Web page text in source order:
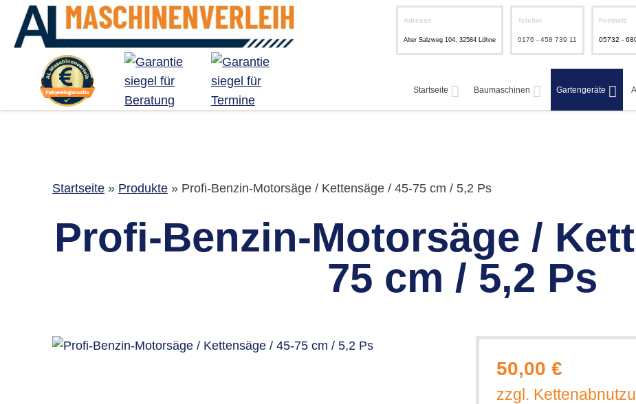
Adresse
Alter Salzweg 104, 32584 Löhne
Telefon
0176 - 458 739 11
Festnetz
05732 -
Startseite Baumaschinen Gartengeräte
Startseite» Produkte» Profi-Benzin-Motorsäge / Kettensäge / 45-75 cm / 5,2 Ps
Profi-Benzin-Motorsäge /
75 cm / 5,2 Ps
50,00 €
zzgl.